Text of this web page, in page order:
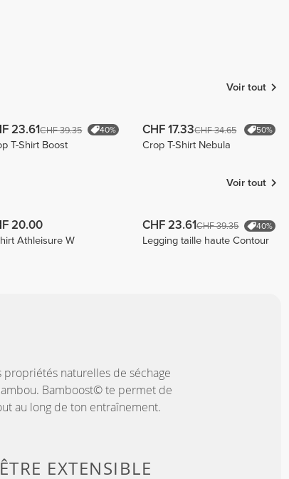
Voir tout
23.61CHF 39.35 40%
T-Shirt Boost
CHF 17.33CHF 34.65 50%
Crop T-Shirt Nebula
Voir tout
20.00
Athleisure W
CHF 23.61CHF 39.35 40%
Legging taille haute Contour
propriétés naturelles de séchage
Bamboost© te permet de
au long de ton entraînement.
ÊTRE EXTENSIBLE